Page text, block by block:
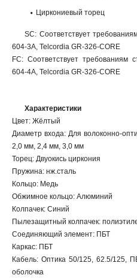
Циркониевый торец
SC: Соответствует
604-3A, Telcordia GR-326-CORE
FC: Соответствует требованиям
604-4A, Telcordia GR-326-CORE
Характеристики
Цвет: Жёлтый
Диаметр входа: Для волоконно-
2,0 мм, 2,4 мм, 3,0 мм
Торец: Двуокись циркония
Пружина: нж.сталь
Кольцо: Медь
Обжимное кольцо: Алюминий
Колпачек: Синий
Пылезащитный колпачек:
Соединяющий элемент: ПБТ
Каркас: ПБТ
Кабель: Оптика 50/125, 62.5/125,
оболочка